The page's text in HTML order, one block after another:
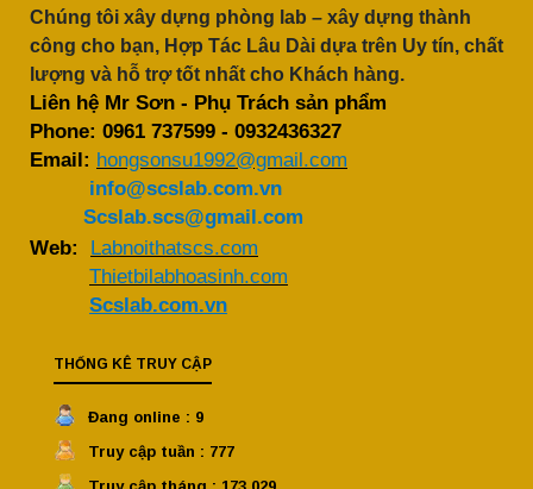
Chúng tôi xây dựng phòng lab – xây dựng thành
công cho bạn, Hợp Tác Lâu Dài dựa trên Uy tín, chất
lượng và hỗ trợ tốt nhất cho Khách hàng.
Liên hệ Mr Sơn - Phụ Trách sản phẩm
Phone: 0961 737599 - 0932436327
Email: hongsonsu1992@gmail.com
info@scslab.com.vn
Scslab.scs@gmail.com
Web: Labnoithatscs.com
Thietbilabhoasinh.com
Scslab.com.vn
THỐNG KÊ TRUY CẬP
Đang online : 9
Truy cập tuần : 777